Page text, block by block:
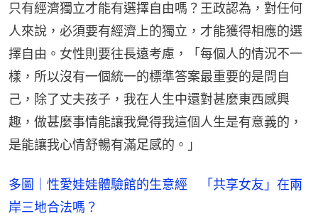
只有經濟獨立才能有選擇自由嗎？王政認為，對任何
人來說，必須要有經濟上的獨立，才能獲得相應的選
擇自由。女性則要往長遠考慮，「每個人的情況不一
樣，所以沒有一個統一的標準答案最重要的是問自
己，除了丈夫孩子，我在人生中還對甚麼東西感興
趣，做甚麼事情能讓我覺得我這個人生是有意義的，
是能讓我心情舒暢有滿足感的。」
多圖｜性愛娃娃體驗館的生意經 「共享女友」在兩
岸三地合法嗎？